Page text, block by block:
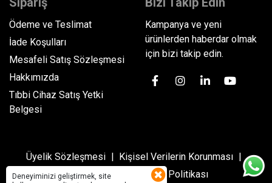
Ödeme ve Teslimat
İade Koşulları
Mesafeli Satış Sözleşmesi
Hakkımızda
Tıbbi Cihaz Satış Yetki
Belgesi
Kampanya ve yeni
ürünlerden haberdar olmak
için bizi takip edin.
Üyelik Sözleşmesi
Kişisel Verilerin Korunması
Gizlilik Politikası
Çerez Politikası
Deneyiminizi geliştirmek, site